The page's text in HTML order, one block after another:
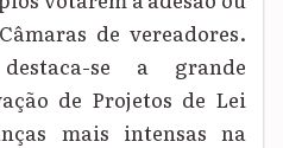
de vereadores.
se a grande
de Projetos de Lei
mais intensas na